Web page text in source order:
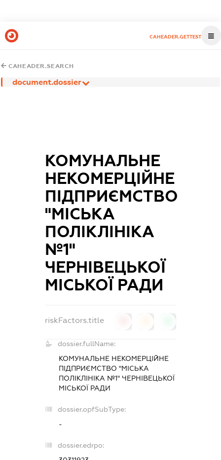
CAHEADER.GETTEST
CAHEADER.SEARCH
document.dossier
КОМУНАЛЬНЕ
НЕКОМЕРЦІЙНЕ
ПІДПРИЄМСТВО
"МІСЬКА
ПОЛІКЛІНІКА
№1"
ЧЕРНІВЕЦЬКОЇ
МІСЬКОЇ РАДИ
riskFactors.title
dossier.fullName:
КОМУНАЛЬНЕ НЕКОМЕРЦІЙНЕ
ПІДПРИЄМСТВО "МІСЬКА
ПОЛІКЛІНІКА №1" ЧЕРНІВЕЦЬКОЇ
МІСЬКОЇ РАДИ
dossier.opfSubType:
-
dossier.edrpo: